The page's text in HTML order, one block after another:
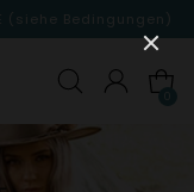
(siehe Bedingungen)